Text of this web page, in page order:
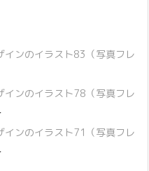
インのイラスト83（写真フレ
インのイラスト78（写真フレ
インのイラスト71（写真フレ